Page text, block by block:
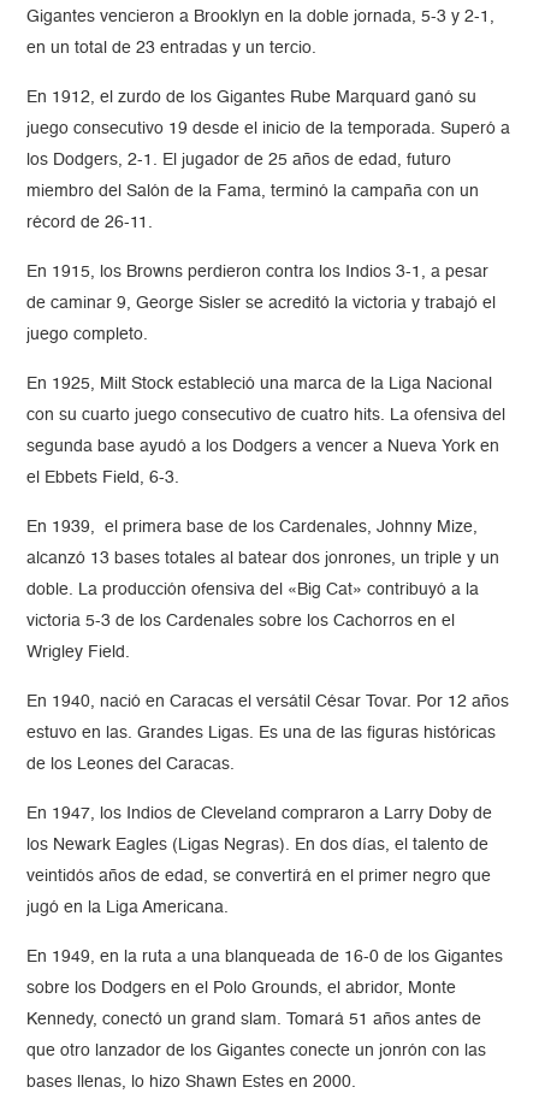
Gigantes vencieron a Brooklyn en la doble jornada, 5-3 y 2-1,
en ​​un total de 23 entradas y un tercio.
En 1912, el zurdo de los Gigantes Rube Marquard ganó su
juego consecutivo 19 desde el inicio de la temporada. Superó a
los Dodgers, 2-1. El jugador de 25 años de edad, futuro
miembro del Salón de la Fama, terminó la campaña con un
récord de 26-11.
En 1915, los Browns perdieron contra los Indios 3-1, a pesar
de caminar 9, George Sisler se acreditó la victoria y trabajó el
juego completo.
En 1925, Milt Stock estableció una marca de la Liga Nacional
con su cuarto juego consecutivo de cuatro hits. La ofensiva del
segunda base ayudó a los Dodgers a vencer a Nueva York en
el Ebbets Field, 6-3.
En 1939, el primera base de los Cardenales, Johnny Mize,
alcanzó 13 bases totales al batear dos jonrones, un triple y un
doble. La producción ofensiva del «Big Cat» contribuyó a la
victoria 5-3 de los Cardenales sobre los Cachorros en el
Wrigley Field.
En 1940, nació en Caracas el versátil César Tovar. Por 12 años
estuvo en las. Grandes Ligas. Es una de las figuras históricas
de los Leones del Caracas.
En 1947, los Indios de Cleveland compraron a Larry Doby de
los Newark Eagles (Ligas Negras). En dos días, el talento de
veintidós años de edad, se convertirá en el primer negro que
jugó en la Liga Americana.
En 1949, en la ruta a una blanqueada de 16-0 de los Gigantes
sobre los Dodgers en el Polo Grounds, el abridor, Monte
Kennedy, conectó un grand slam. Tomará 51 años antes de
que otro lanzador de los Gigantes conecte un jonrón con las
bases llenas, lo hizo Shawn Estes en 2000.